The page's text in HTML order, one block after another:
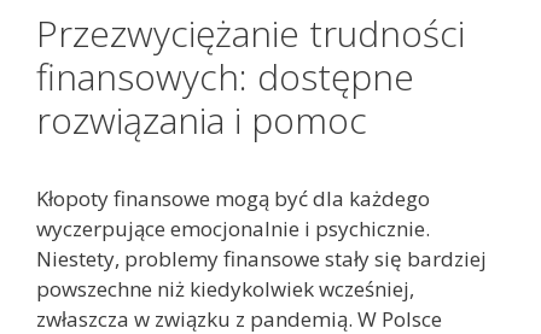
Przezwyciężanie trudności
finansowych: dostępne
rozwiązania i pomoc
Kłopoty finansowe mogą być dla każdego
wyczerpujące emocjonalnie i psychicznie.
Niestety, problemy finansowe stały się bardziej
powszechne niż kiedykolwiek wcześniej,
zwłaszcza w związku z pandemią. W Polsce